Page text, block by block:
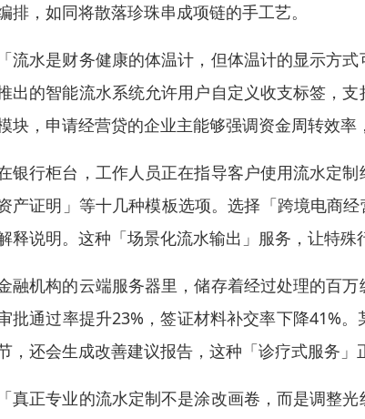
排，如同将散落珍珠串成项链的手工艺。
「流水是财务健康的体温计，但体温计的显示方
出的智能流水系统允许用户自定义收支标签，
块，申请经营贷的企业主能够强调资金周转效率
银行柜台，工作人员正在指导客户使用流水定
产证明」等十几种模板选项。选择「跨境电商
释说明。这种「场景化流水输出」服务，让特殊
融机构的云端服务器里，储存着经过处理的百
批通过率提升23%，签证材料补交率下降41%
，还会生成改善建议报告，这种「诊疗式服务」
「真正专业的流水定制不是涂改画卷，而是调整